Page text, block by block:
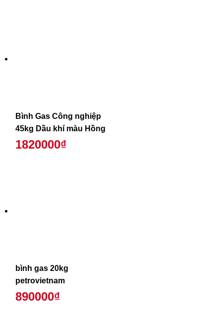
Bình Gas Công nghiệp
45kg Dầu khí màu Hồng
1820000₫
bình gas 20kg
petrovietnam
890000₫